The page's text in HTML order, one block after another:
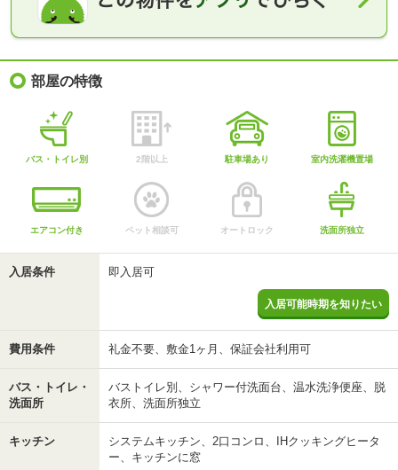
部屋の特徴
バス・トイレ別 2階以上 駐車場あり 室内洗濯機置場
エアコン付き ペット相談可 オートロック 洗面所独立
入居条件 即入居可
入居可能時期を知りたい
費用条件 礼金不要、敷金1ヶ月、保証会社利用可
バス・トイレ・
洗面所
バストイレ別、シャワー付洗面台、温水洗浄便座、脱
衣所、洗面所独立
キッチン
システムキッチン、2口コンロ、IHクッキングヒータ
ー、キッチンに窓